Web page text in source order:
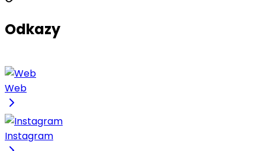
Odkazy
Web
Instagram